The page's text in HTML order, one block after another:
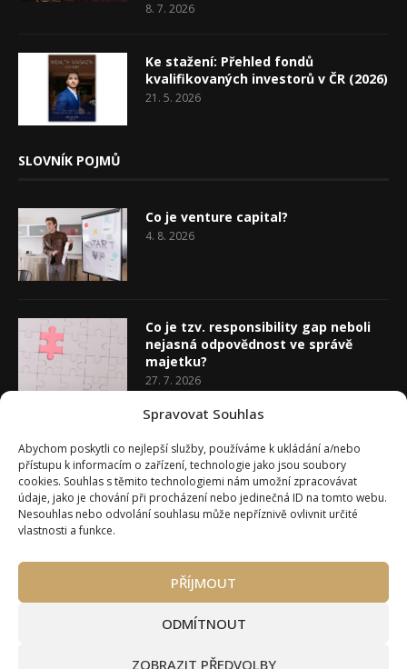
Spravovat Souhlas
Abychom poskytli co nejlepší služby, používáme k ukládání a/nebo
přístupu k informacím o zařízení, technologie jako jsou soubory
cookies. Souhlas s těmito technologiemi nám umožní zpracovávat
údaje, jako je chování při procházení nebo jedinečná ID na tomto webu.
Nesouhlas nebo odvolání souhlasu může nepříznivě ovlivnit určité
vlastnosti a funkce.
PŘÍJMOUT
ODMÍTNOUT
ZOBRAZIT PŘEDVOLBY
8. 7. 2026
Ke stažení: Přehled fondů
kvalifikovaných investorů v ČR (2026)
21. 5. 2026
SLOVNÍK POJMŮ
Co je venture capital?
4. 8. 2026
Co je tzv. responsibility gap neboli
nejasná odpovědnost ve správě
majetku?
27. 7. 2026
20. 7. 2026
O Wealth Magazínu Můj účet
Kontakty
Máte zájem o spolupráci?
Pravidla používání webu wmag.cz